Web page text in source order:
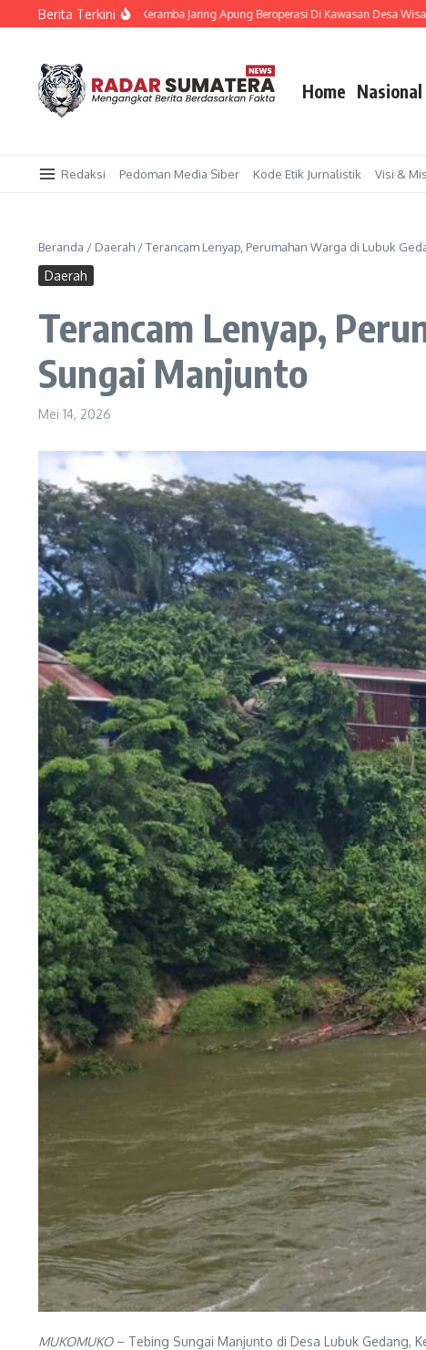
Lewati ke konten
Berita Terkini
Dairi Harapkan Keramba Jaring Apung Beroperasi Di Kawasan Desa Wisata,
Home Nasional
Redaksi Pedoman Media Siber Kode Etik Jurnalistik Visi &
Beranda / Daerah /Terancam Lenyap, Perumahan Warga di Lubuk
Daerah
Terancam Lenyap,
Sungai Manjunto
Mei 14, 2026
MUKOMUKO– Tebing Sungai Manjunto di Desa Lubuk Gedang,